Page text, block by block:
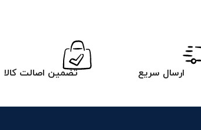
ارسال سریع تضمین اصالت کالا